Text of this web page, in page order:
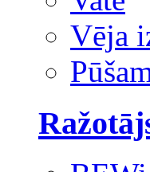
Vēja